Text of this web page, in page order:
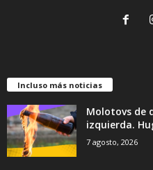
Incluso más noticias
Molotovs de
izquierda.
7 agosto, 2026